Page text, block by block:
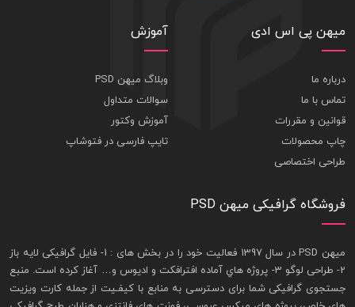
میهن پی اس ادی
درباره ما
تماس با ما
قوانین و مقررات
چاپ محصولات
طراحی اختصاصی
آموزش
وبلاگ میهن PSD
سوالات متداول
آموزش وکتور
تایپ فارسی در فتوشاپ
فروشگاه گرافیکی میهن PSD
ميهن PSD در سال 1397 فعاليت خود را در بخش های : 1-
فايل گرافيکی لايه باز
2- طراحی لوگو 3- پروژه هاي آماده افترافکت و اديوس و… آغاز کرده است. منبع
جستجوی گرافيکی شما برای دسترسی به منابع با کيفـيت از جملهکارت ويزيت